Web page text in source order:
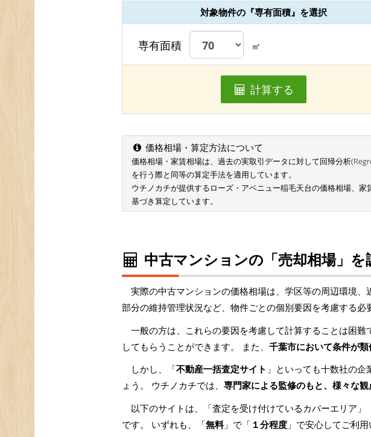
対象物件の『専有面積』を選択
専有面積 ㎡
計算する
価格相場・算定方法について
価格相場・家賃相場は、過去の実取引データに対して回帰分析
を行う際と同等の算定手法を適用しています。
ウチノカチが提供するローズ・アベニュー稲毛天台の価格相場、家
基づき算定しています。
中古マンションの「売却相場」を
実際の中古マンションの価格相場は、学区等の周辺環境
部分の維持管理状況など、物件ごとの個別要因を考慮する必
一般の方は、これらの要因を考慮して計算することは困難
してもらうことができます。 また、 千葉市において条件が
しかし、「不動産一括査定サイト 」といっても十数社の
ょう。 ウチノカチでは、 専門家による監修のもと、様々な
以下のサイトは、「査定を受け付けているカバーエリア
です。 いずれも、「無料」で「 １分程度 」で安心してご利用